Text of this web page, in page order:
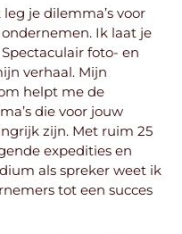
je dilemma’s voor
Ik laat je
foto- en
verhaal. Mijn
helpt me de
die voor jouw
zijn. Met ruim 25
expedities en
als spreker weet ik
tot een succes